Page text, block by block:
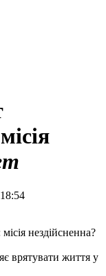
врятувати життя у